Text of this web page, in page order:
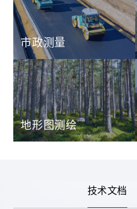
市政测量
地形图测绘
技术文档